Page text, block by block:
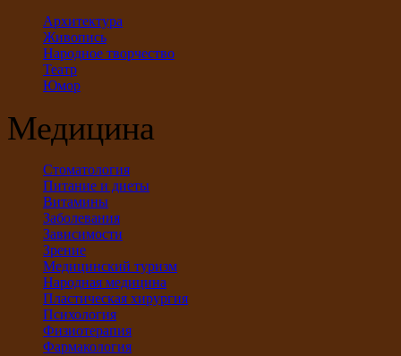
Архитектура
Живопись
Народное творчество
Театр
Юмор
Медицина
Стоматология
Питание и диеты
Витамины
Заболевания
Зависимости
Зрение
Медицинский туризм
Народная медицина
Пластическая хирургия
Психология
Физиотерапия
Фармакология